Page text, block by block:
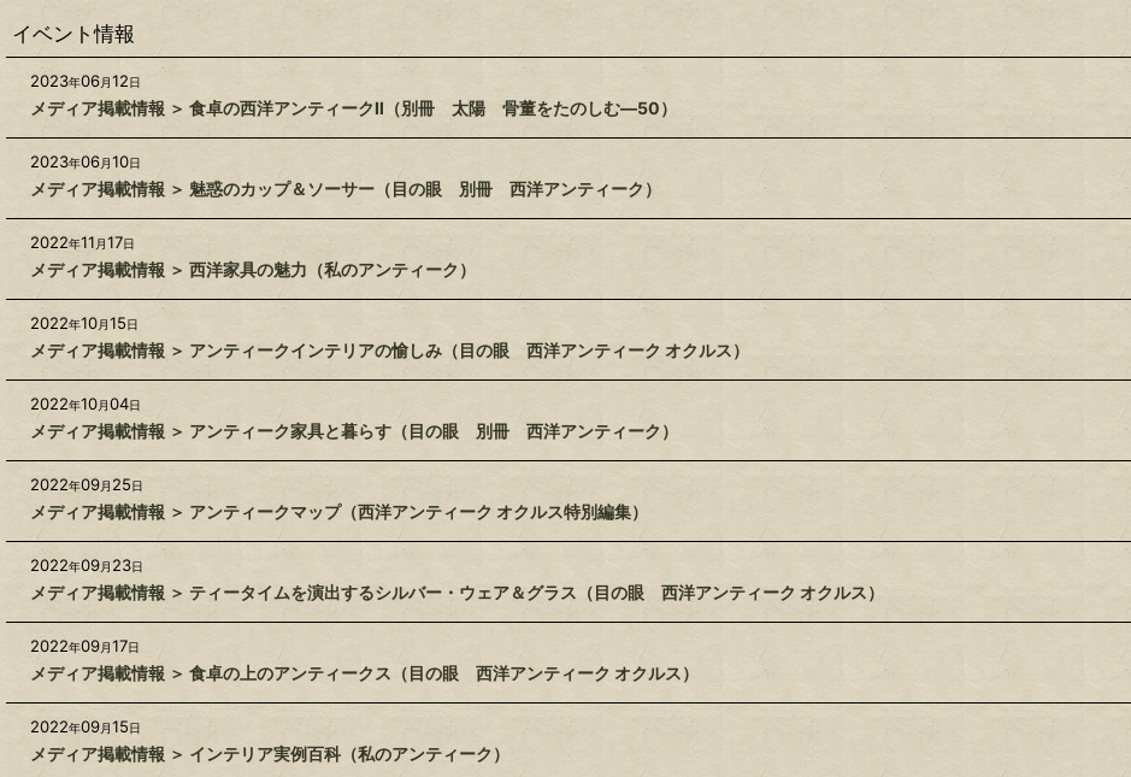
イベント情報
2023年06月12日
メディア掲載情報 ＞ 食卓の西洋アンティークⅡ（別冊 太陽 骨董をたのしむ―50）
2023年06月10日
メディア掲載情報 ＞ 魅惑のカップ＆ソーサー（目の眼 別冊 西洋アンティーク）
2022年11 月17日
メディア掲載情報 ＞ 西洋家具の魅力（私のアンティーク）
2022年10月15日
メディア掲載情報 ＞ アンティークインテリアの愉しみ（目の眼 西洋アンティーク オクルス）
2022年10月04日
メディア掲載情報 ＞ アンティーク家具と暮らす（目の眼 別冊 西洋アンティーク）
2022年09月 25日
メディア掲載情報 ＞ アンティークマップ（西洋アンティーク オクルス特別編集）
2022年09月 23日
メディア掲載情報 ＞ ティータイムを演出するシルバー・ウェア＆グラス（目の眼 西洋アンティーク オクルス）
2022年09月17日
メディア掲載情報 ＞ 食卓の上のアンティークス（目の眼 西洋アンティーク オクルス）
2022年09月15日
メディア掲載情報 ＞ インテリア実例百科（私のアンティーク）